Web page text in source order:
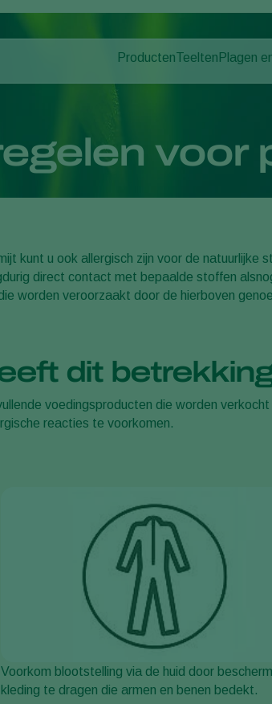
Producten
Weerbaar telen
Teelten Plagen
voor
kunt u ook allergisch zijn voor de natuurlijke
direct contact met bepaalde stoffen
worden veroorzaakt door de hierboven
dit
voedingsproducten die worden
reacties te voorkomen.
Voorkom blootstelling via de huid door
kleding te dragen die armen en benen bedekt.